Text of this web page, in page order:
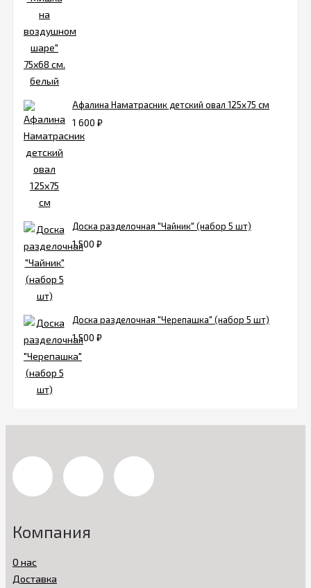
Афалина Наматрасник детский овал 125х75 см
1 600 ₽
Доска разделочная "Чайник" (набор 5 шт)
1 500 ₽
Доска разделочная "Черепашка" (набор 5 шт)
1 500 ₽
Компания
О нас
Доставка